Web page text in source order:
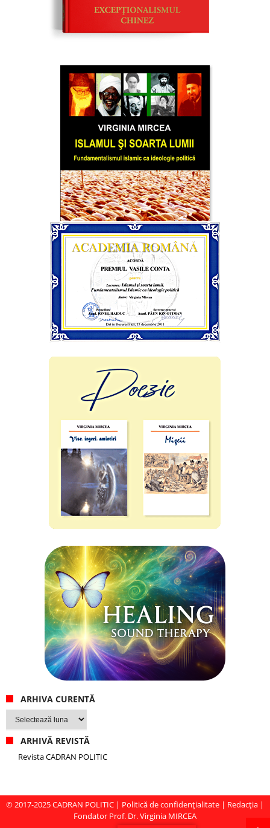
ARHIVA CURENTĂ
Arhiva
ARHIVĂ REVISTĂ
Revista CADRAN POLITIC
© 2017-2025CADRAN POLITIC | Politică de confidențialitate | Redacția |
Fondator Prof. Dr. Virginia MIRCEA